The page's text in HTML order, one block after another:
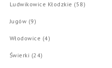
Ludwikowice Kłodzkie (58)
Jugów (9)
Włodowice (4)
Świerki (24)